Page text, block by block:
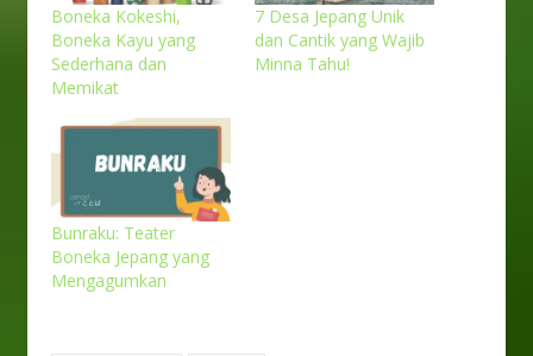
Boneka Kokeshi,
Boneka Kayu yang
Sederhana dan
Memikat
7 Desa Jepang Unik
dan Cantik yang Wajib
Minna Tahu!
Bunraku: Teater
Boneka Jepang yang
Mengagumkan